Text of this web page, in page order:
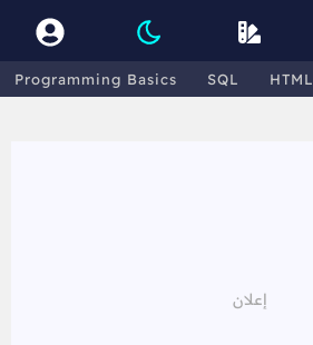
Programming Basics SQL HTML